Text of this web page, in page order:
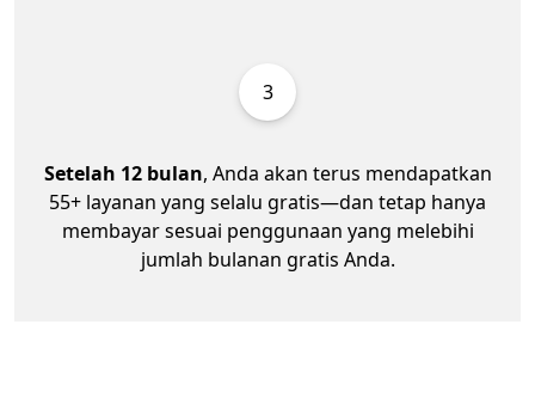
3
Setelah 12 bulan, Anda akan terus mendapatkan
55+ layanan yang selalu gratis—dan tetap hanya
membayar sesuai penggunaan yang melebihi
jumlah bulanan gratis Anda.